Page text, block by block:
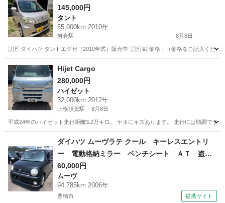
145,000円
タント
55,000km 2010年
岩倉駅 8月8日
🇯🇵 ダイハツ タントエグゼ（2010年式）販売中 🇯🇵 💴 価格：（価格をご記入くださ
愛知 岩倉市
Hijet Cargo
280,000円
ハイゼット
32,000km 2012年
上横須賀駅 8月8日
平成24年のハイゼット走行距離3.2万キロ。 ヤネにキズあります。 走行には順調です。
上横須賀駅 ハイゼット
ダイハツ ムーヴラテ クール キーレスエントリ
ー 電動格納ミラー ベンチシート ＡＴ 盗難
防止システム ＡＢＳ ＣＤ アルミホイール
衝突安全ボディ エアコン パワーステアリン
グ 法廷整備付 （車検整備付）
60,000円
ムーヴ
94,785km 2006年
豊橋市 提携サイト